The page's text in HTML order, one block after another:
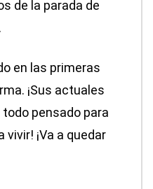
de la parada de
en las primeras
¡Sus actuales
pensado para
¡Va a quedar